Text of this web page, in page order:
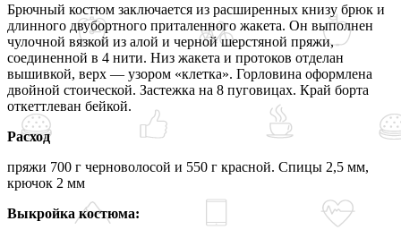
Брючный костюм заключается из расширенных книзу брюк и
длинного двубортного приталенного жакета. Он выполнен
чулочной вязкой из алой и черной шерстяной пряжи,
соединенной в 4 нити. Низ жакета и протоков отделан
вышивкой, верх — узором «клетка». Горловина оформлена
двойной стоической. Застежка на 8 пуговицах. Край борта
откеттлеван бейкой.
Расход
пряжи 700 г черноволосой и 550 г красной. Спицы 2,5 мм,
крючок 2 мм
Выкройка костюма: